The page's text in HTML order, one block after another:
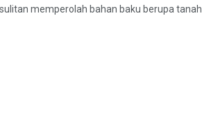
memperolah bahan baku berupa tanah